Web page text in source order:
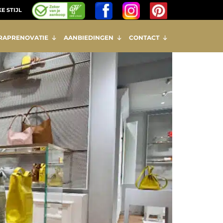
STIJL
AANBIEDINGEN CONTACT